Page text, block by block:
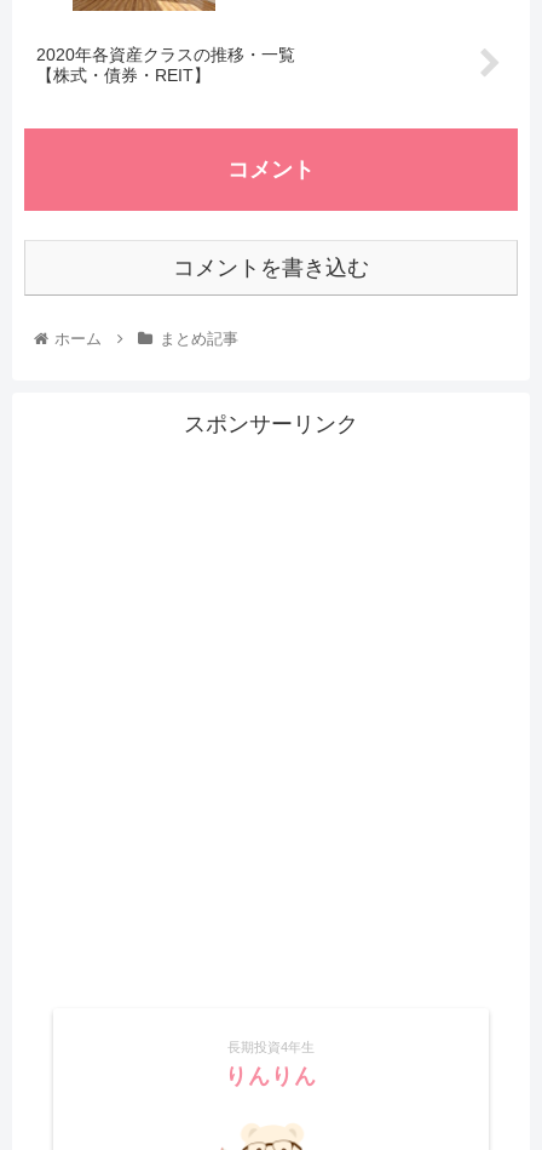
2020年各資産クラスの推移・一覧
【株式・債券・REIT】
コメント
コメントを書き込む
ホーム まとめ記事
スポンサーリンク
長期投資4年生
りんりん